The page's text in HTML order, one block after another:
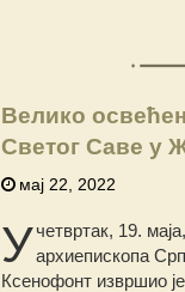
Велико
Светог Саве у
мај 22, 2022
У четвртак, 19.
архиепископа
Ксенофонт извршио